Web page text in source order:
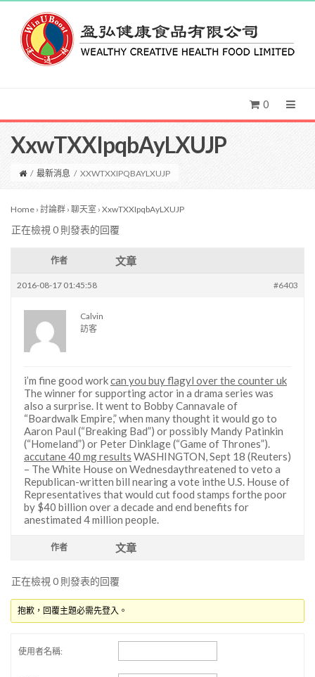
0
XxwTXXIpqbAyLXUJP
/ 最新消息 / XXWTXXIPQBAYLXUJP
Home › 討論群 › 聊天室 › XxwTXXIpqbAyLXUJP
正在檢視 0 則發表的回覆
作者 文章
2016-08-17 01:45:58 #6403
Calvin
訪客
i’m fine good workcan you buy flagyl over the counter uk
The winner for supporting actor in a drama series was
also a surprise. It went to Bobby Cannavale of
“Boardwalk Empire,” when many thought it would go to
Aaron Paul (“Breaking Bad”) or possibly Mandy Patinkin
(“Homeland”) or Peter Dinklage (“Game of Thrones”).
accutane 40 mg results WASHINGTON, Sept 18 (Reuters)
– The White House on Wednesdaythreatened to veto a
Republican-written bill nearing a vote inthe U.S. House of
Representatives that would cut food stamps forthe poor
by $40 billion over a decade and end benefits for
anestimated 4 million people.
作者 文章
正在檢視 0 則發表的回覆
抱歉，回覆主題必需先登入。
使用者名稱: